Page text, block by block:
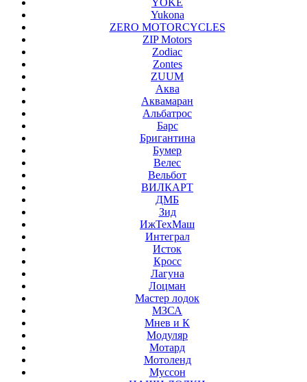
YOKE
Yukona
ZERO MOTORCYCLES
ZIP Motors
Zodiac
Zontes
ZUUM
Аква
Аквамаран
Альбатрос
Барс
Бригантина
Бумер
Велес
Вельбот
ВИЛКАРТ
ДМБ
Зид
ИжТехМаш
Интеграл
Исток
Кросс
Лагуна
Лоцман
Мастер лодок
МЗСА
Мнев и К
Модуляр
Мотард
Мотоленд
Муссон